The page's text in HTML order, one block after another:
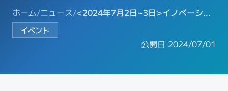
ホーム/ニュース/ <2024年7月2日~3日>イノベーションフェア in 有楽町2024に出展いたします
イベント
公開日 2024/07/01